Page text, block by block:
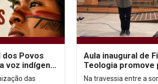
dos Povos
voz indígena
das
Aula inaugural de
Teologia promove
sobre
Na travessia entre a